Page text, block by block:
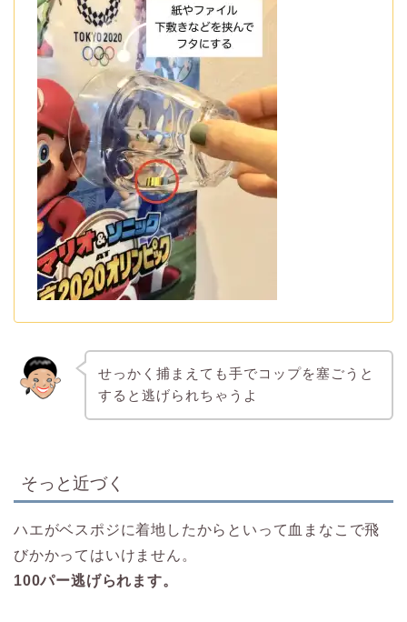
せっかく捕まえても手でコップを塞ごうと
すると逃げられちゃうよ
そっと近づく
ハエがベスポジに着地したからといって血まなこで飛
びかかってはいけません。
100パー逃げられます。